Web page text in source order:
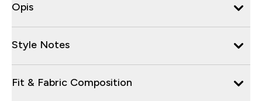
Opis
Style Notes
Fit & Fabric Composition